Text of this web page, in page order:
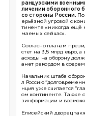
ранцузскими
личении оборонного
со стороны России. По
ерьёзной угрозой с
тиненте «никогда ещё
маемых сейчас».
Согласно планам
стет на 3,5 млрд евро,
асходы на оборону
анет рекордом в
Начальник штаба
л Россию
нция уже считается
ом континенте. Также
зинформации и
Елисейский дворец